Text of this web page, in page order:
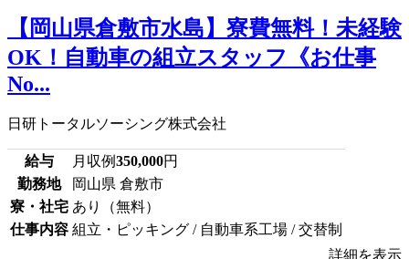
【岡山県倉敷市水島】寮費無料！未経験
OK！自動車の組立スタッフ《お仕事
No...
日研トータルソーシング株式会社
給与 月収例350,000円
勤務地
岡山県 倉敷市
寮・社宅 あり（無料）
仕事内容 組立・ピッキング / 自動車系工場 / 交替制
詳細を表示